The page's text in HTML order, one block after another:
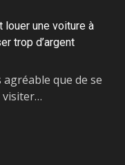
louer une voiture à
trop d’argent
que de se
visiter…